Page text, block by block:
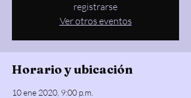
registrarse
Ver otros eventos
Horario y ubicación
10 ene 2020, 9:00 p.m.